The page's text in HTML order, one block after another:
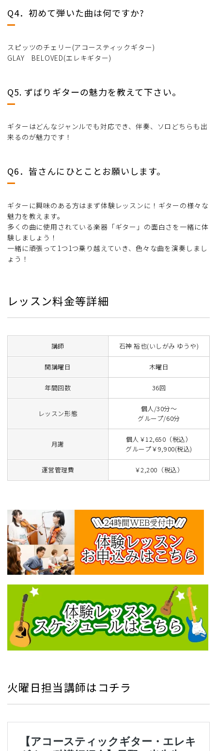
Q4．初めて弾いた曲は何ですか?
スピッツのチェリー(アコースティックギター)
GLAY BELOVED(エレキギター)
Q5. ずばりギターの魅力を教えて下さい。
ギターはどんなジャンルでも対応でき、伴奏、ソロどちらも出
来るのが魅力です！
Q6．皆さんにひとことお願いします。
ギターに興味のある方はまず体験レッスンに！ギターの様々な
魅力を教えます。
多くの曲に使用されている楽器「ギター」の面白さを一緒に体
験しましょう！
一緒に頑張って1つ1つ乗り越えていき、色々な曲を演奏しまし
ょう！
レッスン料金等詳細
講師 石神 裕也(いしがみ ゆうや)
開講曜日 木曜日
年間回数 36回
レッスン形態
個人/30分～
グループ/60分
月謝
個人￥12,650（税込）
グループ￥9,900(税込)
運営管理費 ￥2,200（税込）
火曜日担当講師はコチラ